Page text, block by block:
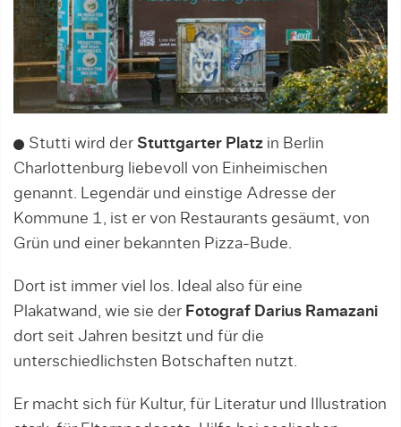
Stutti wird der Stuttgarter Platz in Berlin
Charlottenburg liebevoll von Einheimischen
genannt. Legendär und einstige Adresse der
Kommune 1, ist er von Restaurants gesäumt, von
Grün und einer bekannten Pizza-Bude.
Dort ist immer viel los. Ideal also für eine
Plakatwand, wie sie der Fotograf Darius Ramazani
dort seit Jahren besitzt und für die
unterschiedlichsten Botschaften nutzt.
Er macht sich für Kultur, für Literatur und Illustration